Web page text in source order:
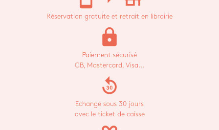
Réservation gratuite et retrait en librairie
lock
Paiement sécurisé
CB, Mastercard, Visa...
replay_30
Echange sous 30 jours
avec le ticket de caisse